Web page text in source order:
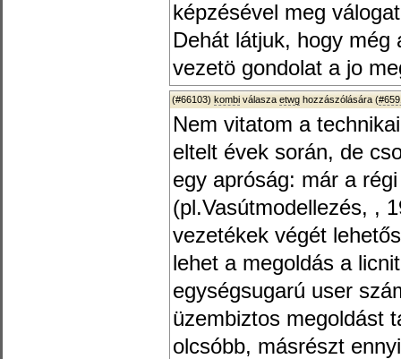
képzésével meg
Dehát látjuk, hogy még
vezetö gondolat a jo
(#66103) kombi válasza etwg hozzászólására (
Nem vitatom a
eltelt évek során, de
egy apróság: már a
(pl.Vasútmodellezés, ,
vezetékek végét
lehet a megoldás a
egységsugarú user
üzembiztos megoldást
olcsóbb, másrészt